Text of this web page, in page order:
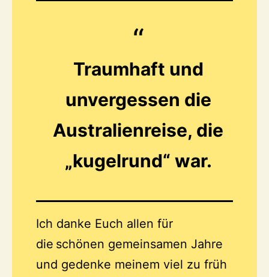
Traumhaft und
unvergessen die
Australienreise, die
„kugelrund“ war.
Ich danke Euch allen für
die schönen gemeinsamen Jahre
und gedenke meinem viel zu früh